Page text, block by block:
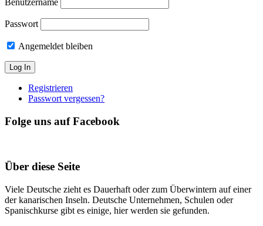
Benutzername
Passwort
Angemeldet bleiben
Registrieren
Passwort vergessen?
Folge uns auf Facebook
Über diese Seite
Viele Deutsche zieht es Dauerhaft oder zum Überwintern auf einer
der kanarischen Inseln. Deutsche Unternehmen, Schulen oder
Spanischkurse gibt es einige, hier werden sie gefunden.